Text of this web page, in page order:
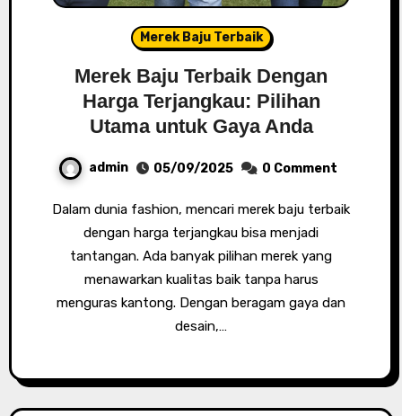
Merek Baju Terbaik
Merek Baju Terbaik Dengan
Harga Terjangkau: Pilihan
Utama untuk Gaya Anda
admin 05/09/2025 0 Comment
Dalam dunia fashion, mencari merek baju terbaik
dengan harga terjangkau bisa menjadi
tantangan. Ada banyak pilihan merek yang
menawarkan kualitas baik tanpa harus
menguras kantong. Dengan beragam gaya dan
desain,…